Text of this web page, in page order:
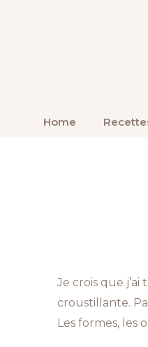
Home
Je crois que
croustillante.
Les formes, les